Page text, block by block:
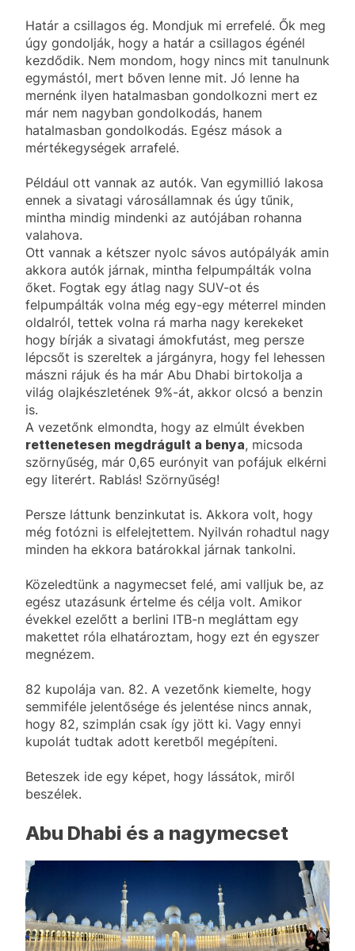
Határ a csillagos ég. Mondjuk mi errefelé. Ők meg
úgy gondolják, hogy a határ a csillagos égénél
kezdődik. Nem mondom, hogy nincs mit tanulnunk
egymástól, mert bőven lenne mit. Jó lenne ha
mernénk ilyen hatalmasban gondolkozni mert ez
már nem nagyban gondolkodás, hanem
hatalmasban gondolkodás. Egész mások a
mértékegységek arrafelé.
Például ott vannak az autók. Van egymillió lakosa
ennek a sivatagi városállamnak és úgy tűnik,
mintha mindig mindenki az autójában rohanna
valahova.
Ott vannak a kétszer nyolc sávos autópályák amin
akkora autók járnak, mintha felpumpálták volna
őket. Fogtak egy átlag nagy SUV-ot és
felpumpálták volna még egy-egy méterrel minden
oldalról, tettek volna rá marha nagy kerekeket
hogy bírják a sivatagi ámokfutást, meg persze
lépcsőt is szereltek a járgányra, hogy fel lehessen
mászni rájuk és ha már Abu Dhabi birtokolja a
világ olajkészletének 9%-át, akkor olcsó a benzin
is.
A vezetőnk elmondta, hogy az elmúlt években
rettenetesen megdrágult a benya, micsoda
szörnyűség, már 0,65 eurónyit van pofájuk elkérni
egy literért. Rablás! Szörnyűség!
Persze láttunk benzinkutat is. Akkora volt, hogy
még fotózni is elfelejtettem. Nyilván rohadtul nagy
minden ha ekkora batárokkal járnak tankolni.
Közeledtünk a nagymecset felé, ami valljuk be, az
egész utazásunk értelme és célja volt. Amikor
évekkel ezelőtt a berlini ITB-n megláttam egy
makettet róla elhatároztam, hogy ezt én egyszer
megnézem.
82 kupolája van. 82. A vezetőnk kiemelte, hogy
semmiféle jelentősége és jelentése nincs annak,
hogy 82, szimplán csak így jött ki. Vagy ennyi
kupolát tudtak adott keretből megépíteni.
Beteszek ide egy képet, hogy lássátok, miről
beszélek.
Abu Dhabi és a nagymecset